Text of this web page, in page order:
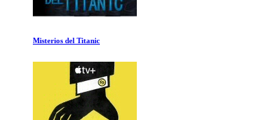
El Experimento Tesla